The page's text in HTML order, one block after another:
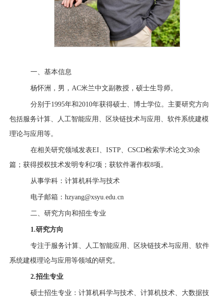
一、基本信息
杨怀洲，男，AC米兰中文副教授，硕士生导师。
分别于1995年和2010年获得硕士、博士学位。主要研究方向
包括服务计算、人工智能应用、区块链技术与应用、软件系统建模
理论与应用等。
在相关研究领域发表EI、 ISTP、 CSCD检索学术论文30余
篇；获得授权技术发明专利 2项；获软件著作权8项。
从事学科：计算机科学与技术
电子邮箱： hzyang@xsyu.edu.cn
二、研究方向和招生专业
1.研究方向
专注于服务计算、人工智能应用、区块链技术与应用、软件
系统建模理论与应用等领域的研究。
2.招生专业
硕士招生专业：计算机科学与技术、计算机技术、大数据技